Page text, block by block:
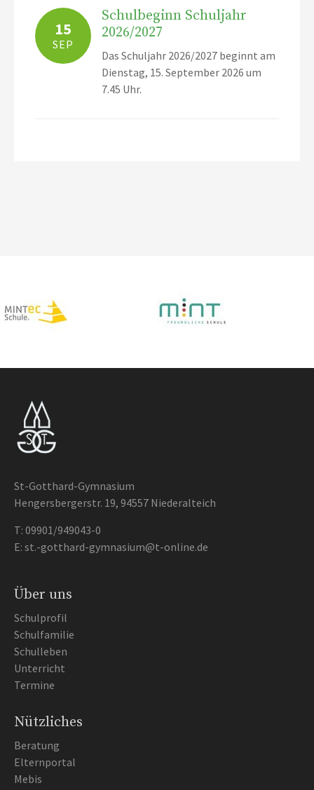
15
SEP
Schulbeginn Schuljahr
2026/2027
Das Schuljahr 2026/2027 beginnt am
Dienstag, 15. September 2026 um
7.45 Uhr.
St-Gotthard-Gymnasium
Hengersbergerstr. 19, 94557 Niederalteich
T: 09901/949043-0
E: st.-gotthard-gymnasium@t-online.de
Über uns
Schulprofil
Schulfamilie
Schulleben
Unterricht
Termine
Nützliches
Beratung
Elternportal
Mebis